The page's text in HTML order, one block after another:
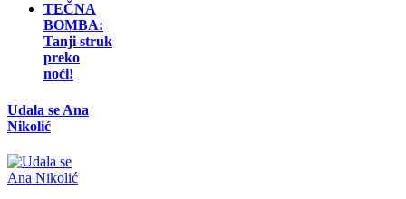
TEČNA
BOMBA:
Tanji struk
preko
noći!
Udala se Ana
Nikolić